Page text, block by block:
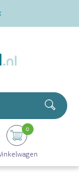
in huis
0